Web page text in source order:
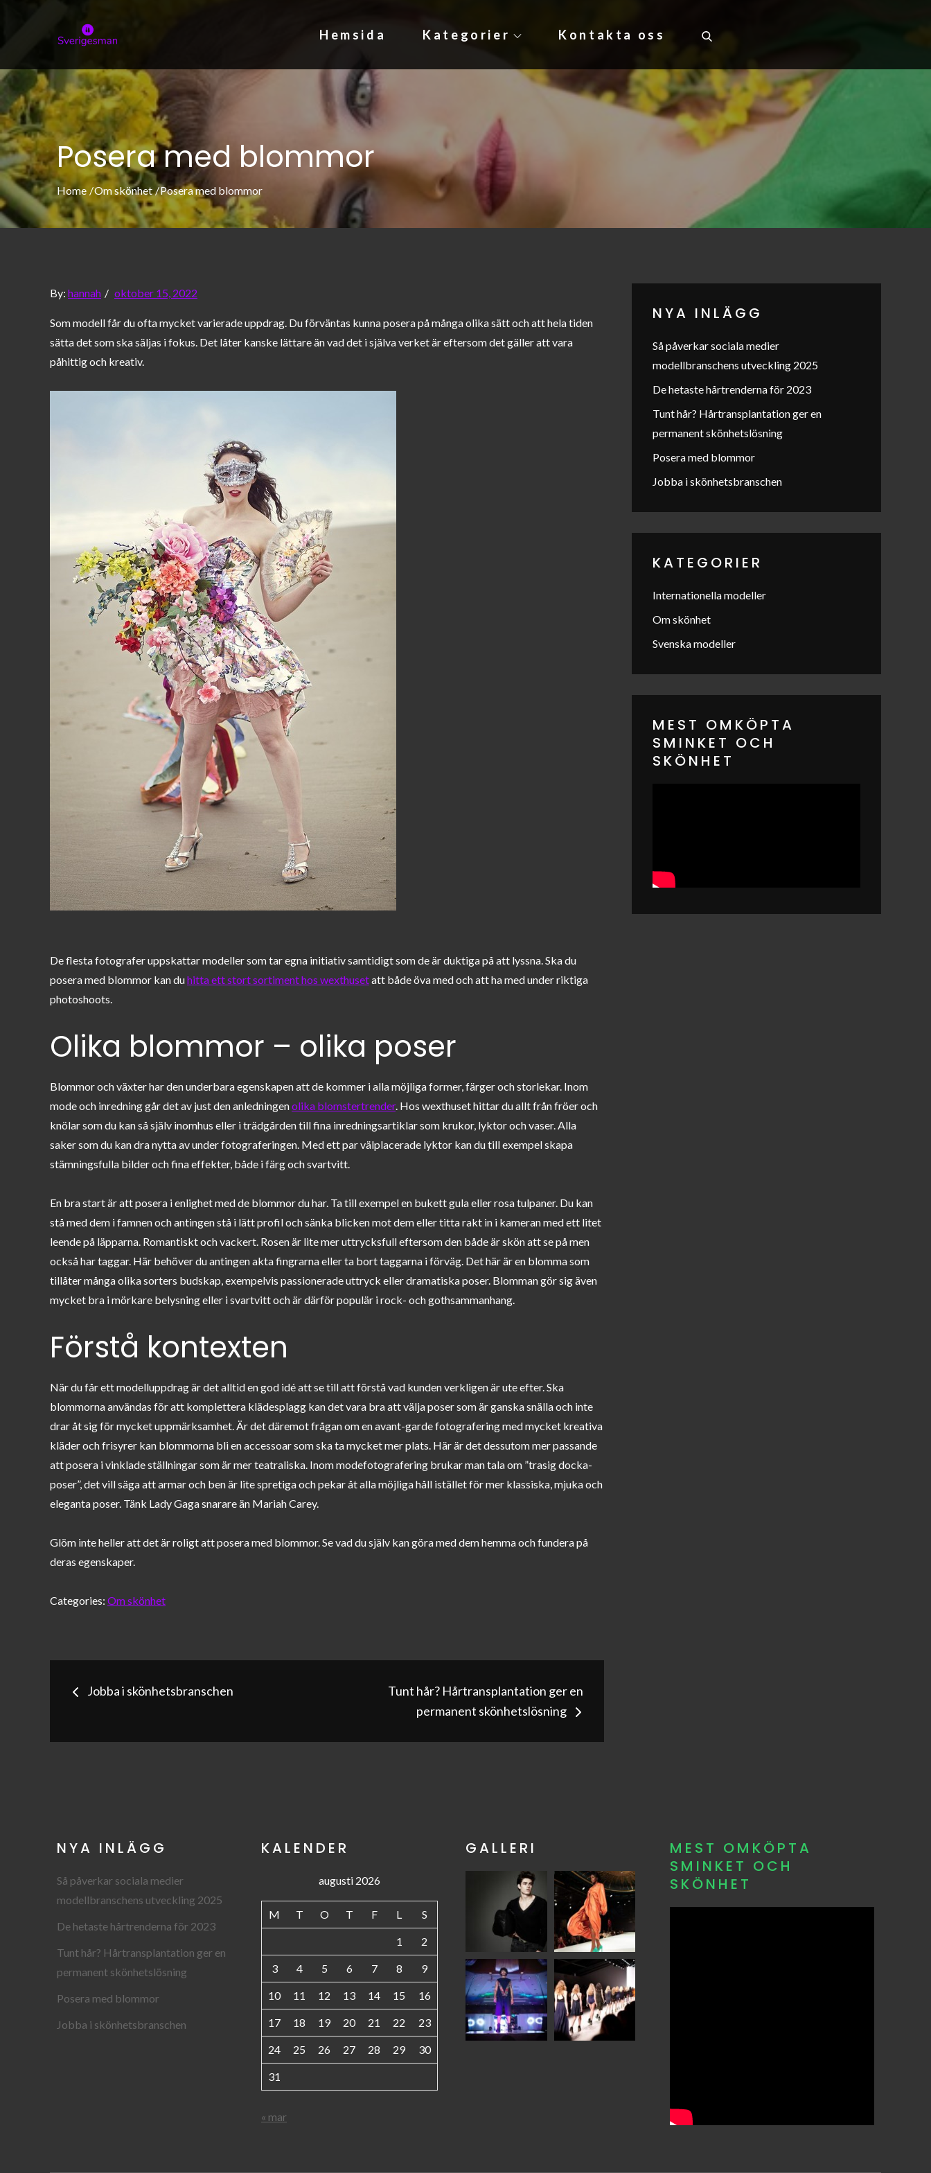
Hemsida Kategorier Kontakta oss
Posera med blommor
Home Om skönhet Posera med blommor
By: hannah
Posted
oktober 15, 2022
Som modell får du ofta mycket varierade uppdrag. Du förväntas kunna posera på många olika sätt och att hela tiden
sätta det som ska säljas i fokus. Det låter kanske lättare än vad det i själva verket är eftersom det gäller att vara
påhittig och kreativ.
De flesta fotografer uppskattar modeller som tar egna initiativ samtidigt som de är duktiga på att lyssna. Ska du
posera med blommor kan duhitta ett stort sortiment hos wexthusetatt både öva med och att ha med under riktiga
photoshoots.
Olika blommor – olika poser
Blommor och växter har den underbara egenskapen att de kommer i alla möjliga former, färger och storlekar. Inom
mode och inredning går det av just den anledningenolika blomstertrender. Hos wexthuset hittar du allt från fröer och
knölar som du kan så själv inomhus eller i trädgården till fina inredningsartiklar som krukor, lyktor och vaser. Alla
saker som du kan dra nytta av under fotograferingen. Med ett par välplacerade lyktor kan du till exempel skapa
stämningsfulla bilder och fina effekter, både i färg och svartvitt.
En bra start är att posera i enlighet med de blommor du har. Ta till exempel en bukett gula eller rosa tulpaner. Du kan
stå med dem i famnen och antingen stå i lätt profil och sänka blicken mot dem eller titta rakt in i kameran med ett litet
leende på läpparna. Romantiskt och vackert. Rosen är lite mer uttrycksfull eftersom den både är skön att se på men
också har taggar. Här behöver du antingen akta fingrarna eller ta bort taggarna i förväg. Det här är en blomma som
tillåter många olika sorters budskap, exempelvis passionerade uttryck eller dramatiska poser. Blomman gör sig även
mycket bra i mörkare belysning eller i svartvitt och är därför populär i rock- och gothsammanhang.
Förstå kontexten
När du får ett modelluppdrag är det alltid en god idé att se till att förstå vad kunden verkligen är ute efter. Ska
blommorna användas för att komplettera klädesplagg kan det vara bra att välja poser som är ganska snälla och inte
drar åt sig för mycket uppmärksamhet. Är det däremot frågan om en avant-garde fotografering med mycket kreativa
kläder och frisyrer kan blommorna bli en accessoar som ska ta mycket mer plats. Här är det dessutom mer passande
att posera i vinklade ställningar som är mer teatraliska. Inom modefotografering brukar man tala om ”trasig docka-
poser”, det vill säga att armar och ben är lite spretiga och pekar åt alla möjliga håll istället för mer klassiska, mjuka och
eleganta poser. Tänk Lady Gaga snarare än Mariah Carey.
Glöm inte heller att det är roligt att posera med blommor. Se vad du själv kan göra med dem hemma och fundera på
deras egenskaper.
Categories: Om skönhet
Inläggsnavigering
Jobba i skönhetsbranschen
Tunt hår? Hårtransplantation ger en
permanent skönhetslösning
NYA INLÄGG
Så påverkar sociala medier
modellbranschens utveckling 2025
De hetaste hårtrenderna för 2023
Tunt hår? Hårtransplantation ger en
permanent skönhetslösning
Posera med blommor
Jobba i skönhetsbranschen
KATEGORIER
Internationella modeller
Om skönhet
Svenska modeller
MEST OMKÖPTA
SMINKET OCH
SKÖNHET
NYA INLÄGG
Så påverkar sociala medier
modellbranschens utveckling 2025
De hetaste hårtrenderna för 2023
Tunt hår? Hårtransplantation ger en
permanent skönhetslösning
Posera med blommor
Jobba i skönhetsbranschen
KALENDER
augusti 2026
M T O T F L S
1 2
3 4 5 6 7 8 9
10 11 12 13 14 15 16
17 18 19 20 21 22 23
24 25 26 27 28 29 30
31
« mar
GALLERI
MEST OMKÖPTA
SMINKET OCH
SKÖNHET